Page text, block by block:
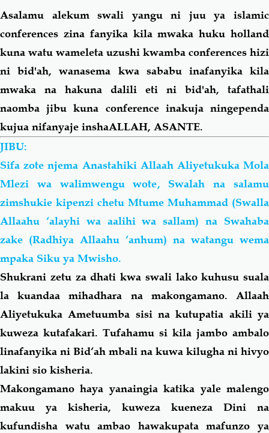
Salaf Wa Ummah Firaq-Makundi
Fiqh-Ibaadah Duaa-Adhkaar
Fataawa Za Ulamaa Kauli Za Salaf
Akhlaaq-Aadaab Raqaaiq
Familia-Jamii Maswali-Majibu
Chemsha Bongo
Mapishi
Asalamu alekum swali yangu ni juu ya islamic
conferences zina fanyika kila mwaka huku holland
kuna watu wameleta uzushi kwamba conferences hizi
ni bid'ah, wanasema kwa sababu inafanyika kila
mwaka na hakuna dalili eti ni bid'ah, tafathali
naomba jibu kuna conference inakuja ningependa
kujua nifanyaje inshaALLAH, ASANTE.
JIBU:
Sifa zote njema Anastahiki Allaah Aliyetukuka Mola
Mlezi wa walimwengu wote, Swalah na salamu
zimshukie kipenzi chetu Mtume Muhammad (Swalla
Allaahu ‘alayhi wa aalihi wa sallam) na Swahaba
zake (Radhiya Allaahu ‘anhum) na watangu wema
mpaka Siku ya Mwisho.
Shukrani zetu za dhati kwa swali lako kuhusu suala
la kuandaa mihadhara na makongamano. Allaah
Aliyetukuka Ametuumba sisi na kutupatia akili ya
kuweza kutafakari. Tufahamu si kila jambo ambalo
linafanyika ni Bid‘ah mbali na kuwa kilugha ni hivyo
lakini sio kisheria.
Makongamano haya yanaingia katika yale malengo
makuu ya kisheria, kuweza kueneza Dini na
kufundisha watu ambao hawakupata mafunzo ya